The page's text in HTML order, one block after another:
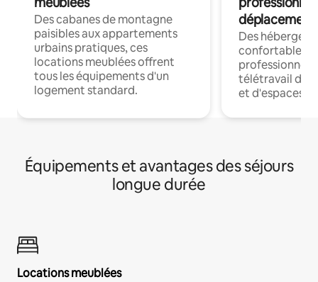
Des cabanes de montagne
paisibles aux appartements
urbains pratiques, ces
locations meublées offrent
tous les équipements d'un
logement standard.
déplacement
Des
confortables
professionnels
télétravail
et d'espaces
Équipements et avantages des séjours
longue durée
Locations meublées